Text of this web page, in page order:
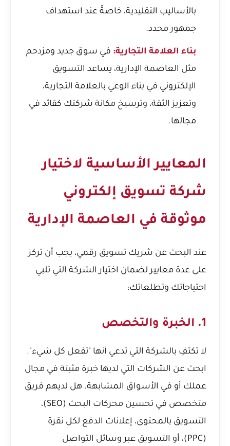
بالأساليب التقليدية، خاصةً عند استهداف
جمهور محدد.
بناء العلامة التجارية: في سوق جديد ومزدحم
مثل العاصمة الإدارية، يساعد التسويق
الإلكتروني في بناء الوعي بالعلامة التجارية،
وتعزيز الثقة، وترسيخ مكانة شركتك كقائد في
مجالها.
المعايير الأساسية لاختيار
شركة تسويق إلكتروني
موثوقة في العاصمة الإدارية
عند البحث عن شريك تسويق رقمي، يجب أن تركز
على عدة معايير لضمان اختيار الشركة التي تلبي
احتياجاتك وتطلعاتك:
1. الخبرة والتخصص
لا تكتفِ بالشركة التي تدعي أنها "تفعل كل شيء".
ابحث عن الشركات التي لديها خبرة مثبتة في مجال
عملك أو في الأسواق المشابهة. هل لديهم فريق
متخصص في تحسين محركات البحث (SEO)،
التسويق بالمحتوى، إعلانات الدفع لكل نقرة
(PPC)، أو التسويق عبر وسائل التواصل